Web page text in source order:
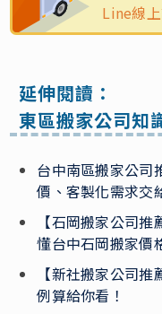
Line線
延伸閱讀：
東區搬家公司知
台中南區搬家公司
價、客製化需求交
【石岡搬家公司
懂台中石岡搬家價
【新社搬家公司
例算給你看！